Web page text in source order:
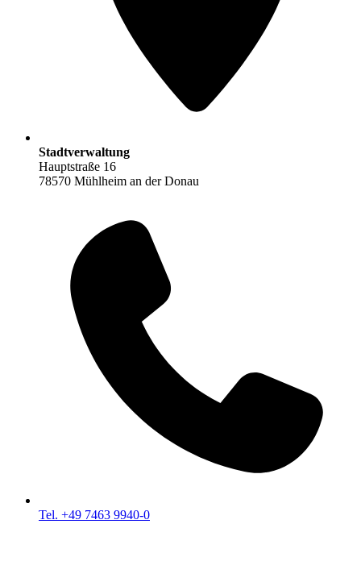
Stadtverwaltung
Hauptstraße 16
78570 Mühlheim an der Donau
Tel. +49 7463 9940-0